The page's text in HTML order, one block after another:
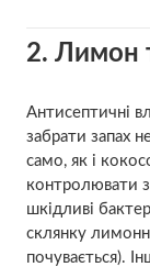
2. Лимон
Антисептичні
забрати запах
само, як і
контролювати
шкідливі
склянку
почувається).